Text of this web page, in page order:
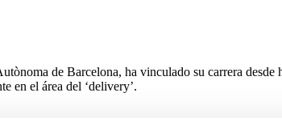
de Barcelona, ha vinculado su carrera
en el área del ‘delivery’.